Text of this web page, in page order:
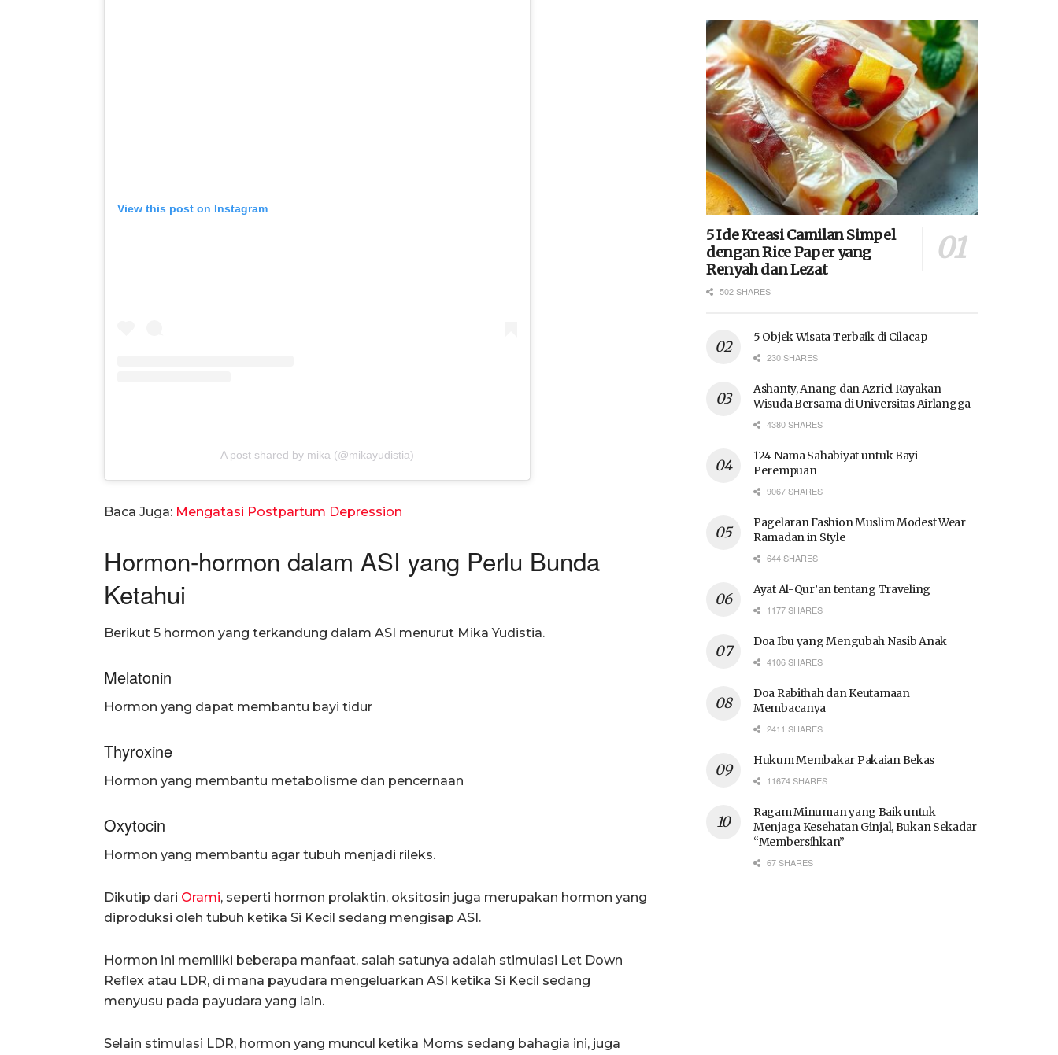
View this post on Instagram
A post shared by mika (@mikayudistia)
Baca Juga: Mengatasi Postpartum Depression
Hormon-hormon dalam ASI yang Perlu Bunda
Ketahui
Berikut 5 hormon yang terkandung dalam ASI menurut Mika Yudistia.
Melatonin
Hormon yang dapat membantu bayi tidur
Thyroxine
Hormon yang membantu metabolisme dan pencernaan
Oxytocin
Hormon yang membantu agar tubuh menjadi rileks.
Dikutip dari Orami, seperti hormon prolaktin, oksitosin juga merupakan hormon yang
diproduksi oleh tubuh ketika Si Kecil sedang mengisap ASI.
Hormon ini memiliki beberapa manfaat, salah satunya adalah stimulasi Let Down
Reflex atau LDR, di mana payudara mengeluarkan ASI ketika Si Kecil sedang
menyusu pada payudara yang lain.
Selain stimulasi LDR, hormon yang muncul ketika Moms sedang bahagia ini, juga
5 Ide Kreasi Camilan Simpel
dengan Rice Paper yang
Renyah dan Lezat
502 SHARES
5 Objek Wisata Terbaik di Cilacap
230 SHARES
Ashanty, Anang dan Azriel Rayakan
Wisuda Bersama di Universitas Airlangga
4380 SHARES
124 Nama Sahabiyat untuk Bayi
Perempuan
9067 SHARES
Pagelaran Fashion Muslim Modest Wear
Ramadan in Style
644 SHARES
Ayat Al-Qur’an tentang Traveling
1177 SHARES
Doa Ibu yang Mengubah Nasib Anak
4106 SHARES
Doa Rabithah dan Keutamaan
Membacanya
2411 SHARES
Hukum Membakar Pakaian Bekas
11674 SHARES
Ragam Minuman yang Baik untuk
Menjaga Kesehatan Ginjal, Bukan Sekadar
“Membersihkan”
67 SHARES